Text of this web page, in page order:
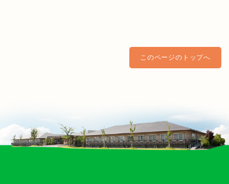
このページのトップへ